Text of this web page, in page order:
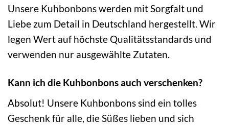
Unsere Kuhbonbons werden mit Sorgfalt und
Liebe zum Detail in Deutschland hergestellt. Wir
legen Wert auf höchste Qualitätsstandards und
verwenden nur ausgewählte Zutaten.
Kann ich die Kuhbonbons auch verschenken?
Absolut! Unsere Kuhbonbons sind ein tolles
Geschenk für alle, die Süßes lieben und sich